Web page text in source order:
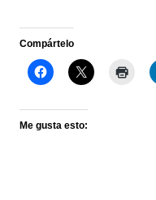
Compártelo
Me gusta esto: